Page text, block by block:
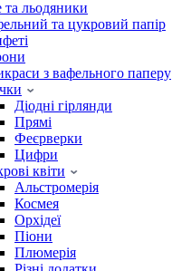
та льодяники
та цукровий папір
з вафельного паперу
Діодні гірлянди
Прямі
Феєрверки
Цифри
квіти
Альстромерія
Космея
Орхідеї
Піони
Плюмерія